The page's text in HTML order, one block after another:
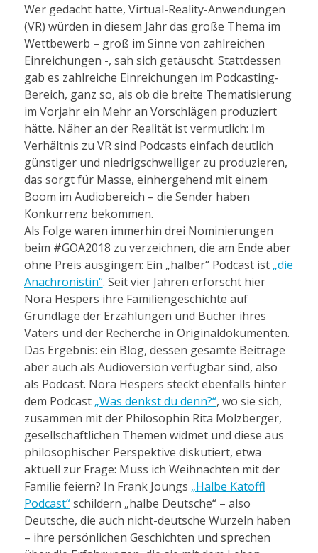
Wer gedacht hatte, Virtual-Reality-Anwendungen
(VR) würden in diesem Jahr das große Thema im
Wettbewerb – groß im Sinne von zahlreichen
Einreichungen -, sah sich getäuscht. Stattdessen
gab es zahlreiche Einreichungen im Podcasting-
Bereich, ganz so, als ob die breite Thematisierung
im Vorjahr ein Mehr an Vorschlägen produziert
hätte. Näher an der Realität ist vermutlich: Im
Verhältnis zu VR sind Podcasts einfach deutlich
günstiger und niedrigschwelliger zu produzieren,
das sorgt für Masse, einhergehend mit einem
Boom im Audiobereich – die Sender haben
Konkurrenz bekommen.
Als Folge waren immerhin drei Nominierungen
beim #GOA2018 zu verzeichnen, die am Ende aber
ohne Preis ausgingen: Ein „halber“ Podcast ist „die
Anachronistin“. Seit vier Jahren erforscht hier
Nora Hespers ihre Familiengeschichte auf
Grundlage der Erzählungen und Bücher ihres
Vaters und der Recherche in Originaldokumenten.
Das Ergebnis: ein Blog, dessen gesamte Beiträge
aber auch als Audioversion verfügbar sind, also
als Podcast. Nora Hespers steckt ebenfalls hinter
dem Podcast „Was denkst du denn?“, wo sie sich,
zusammen mit der Philosophin Rita Molzberger,
gesellschaftlichen Themen widmet und diese aus
philosophischer Perspektive diskutiert, etwa
aktuell zur Frage: Muss ich Weihnachten mit der
Familie feiern? In Frank Joungs „Halbe Katoffl
Podcast“schildern „halbe Deutsche“ – also
Deutsche, die auch nicht-deutsche Wurzeln haben
– ihre persönlichen Geschichten und sprechen